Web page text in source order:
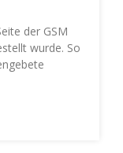
der GSM
wurde. So